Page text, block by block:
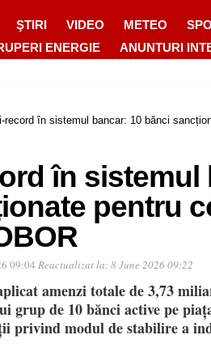
ŞTIRI VIDEO METEO
ENERGIE
ANUNTURI
record în sistemul bancar: 10 bănci
în sistemul
pentru
09:04 Reactualizat la:8 June 2026 09:22
amenzi totale de 3,73
grup de 10 bănci active pe
privind modul de stabilire a